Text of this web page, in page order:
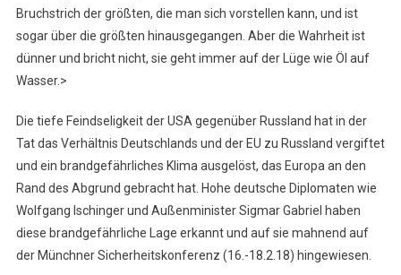
Bruchstrich der größten, die man sich vorstellen kann, und ist
sogar über die größten hinausgegangen. Aber die Wahrheit ist
dünner und bricht nicht, sie geht immer auf der Lüge wie Öl auf
Wasser.>
Die tiefe Feindseligkeit der USA gegenüber Russland hat in der
Tat das Verhältnis Deutschlands und der EU zu Russland vergiftet
und ein brandgefährliches Klima ausgelöst, das Europa an den
Rand des Abgrund gebracht hat. Hohe deutsche Diplomaten wie
Wolfgang Ischinger und Außenminister Sigmar Gabriel haben
diese brandgefährliche Lage erkannt und auf sie mahnend auf
der Münchner Sicherheitskonferenz (16.-18.2.18) hingewiesen.